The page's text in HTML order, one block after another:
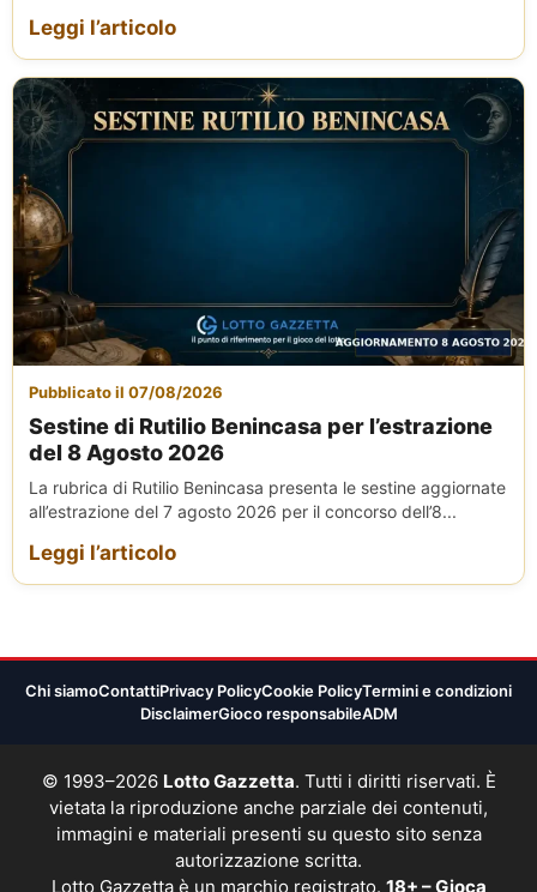
Leggi l’articolo
Pubblicato il 07/08/2026
Sestine di Rutilio Benincasa per l’estrazione
del 8 Agosto 2026
La rubrica di Rutilio Benincasa presenta le sestine aggiornate
all’estrazione del 7 agosto 2026 per il concorso dell’8...
Leggi l’articolo
Chi siamoContattiPrivacy PolicyCookie PolicyTermini e condizioni
DisclaimerGioco responsabileADM
© 1993–2026 Lotto Gazzetta. Tutti i diritti riservati. È
vietata la riproduzione anche parziale dei contenuti,
immagini e materiali presenti su questo sito senza
autorizzazione scritta.
Lotto Gazzetta è un marchio registrato. 18+ – Gioca